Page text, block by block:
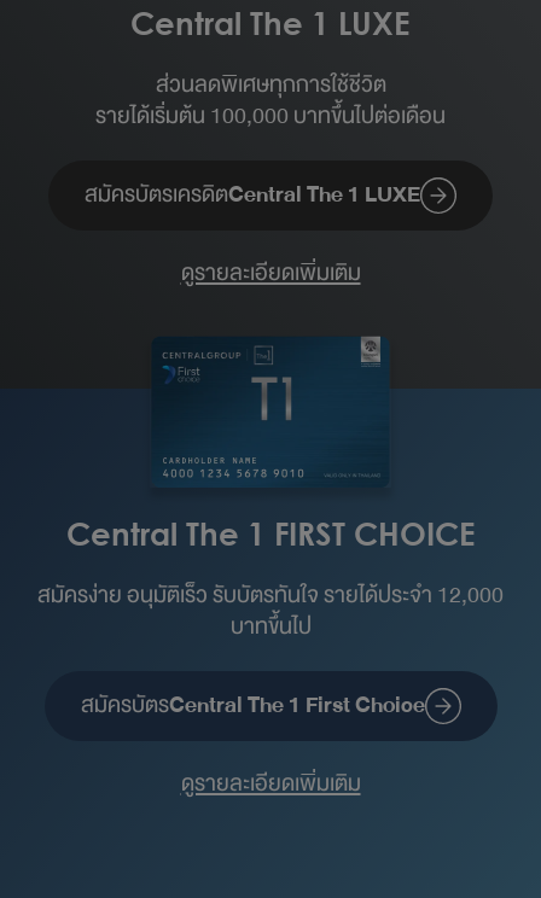
Central The 1 LUXE
ส่วนลดพิเศษทุกการใช้ชีวิต
รายได้เริ่มต้น 100,000 บาทขึ้นไปต่อเดือน​
สมัครบัตรเครดิตCentral The 1 LUXE
ดูรายละเอียดเพิ่มเติม
Central The 1 FIRST CHOICE
สมัครง่าย อนุมัติเร็ว รับบัตรทันใจ รายได้ประจำ 12,000
บาทขึ้นไป
สมัครบัตรCentral The 1 First Choice
ดูรายละเอียดเพิ่มเติม